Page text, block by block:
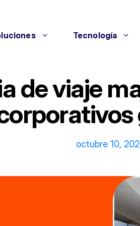
Tecnología
de viaje
octubre 10,